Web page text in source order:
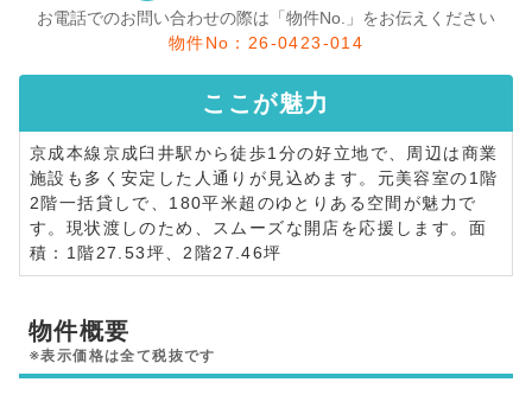
お電話でのお問い合わせの際は「物件No.」をお伝えください
物件No：26-0423-014
ここが魅力
京成本線京成臼井駅から徒歩1分の好立地で、周辺は商業
施設も多く安定した人通りが見込めます。元美容室の1階
2階一括貸しで、180平米超のゆとりある空間が魅力で
す。現状渡しのため、スムーズな開店を応援します。面
積：1階27.53坪、2階27.46坪
物件概要
※表示価格は全て税抜です